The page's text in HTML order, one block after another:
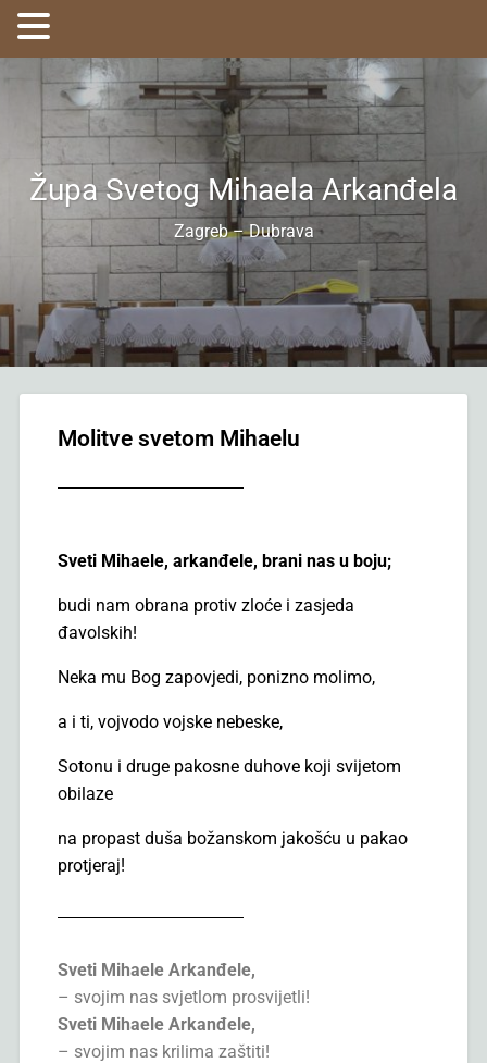
Župa Svetog Mihaela Arkanđela
Zagreb – Dubrava
Molitve svetom Mihaelu
Sveti Mihaele, arkanđele, brani nas u boju;
budi nam obrana protiv zloće i zasjeda
đavolskih!
Neka mu Bog zapovjedi, ponizno molimo,
a i ti, vojvodo vojske nebeske,
Sotonu i druge pakosne duhove koji svijetom
obilaze
na propast duša božanskom jakošću u pakao
protjeraj!
Sveti Mihaele Arkanđele,
– svojim nas svjetlom prosvijetli!
Sveti Mihaele Arkanđele,
– svojim nas krilima zaštiti!